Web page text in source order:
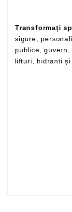
Transformați
sigure,
publice,
lifturi, hidranti și